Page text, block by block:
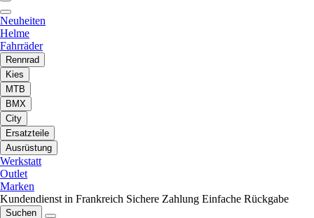
Neuheiten
Helme
Fahrräder
Rennrad
Kies
MTB
BMX
City
Ersatzteile
Ausrüstung
Werkstatt
Outlet
Marken
Kundendienst in Frankreich Sichere Zahlung Einfache Rückgabe
Suchen